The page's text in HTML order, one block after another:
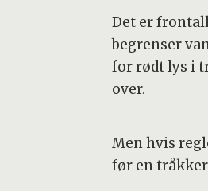
Det er
begrenser
for rødt lys i
over.
Men hvis
før en tråkker